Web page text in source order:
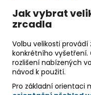
Jak vybrat
zrcadla
Volbu velikosti
konkrétního vyšetření.
rozlišení nabízených
návod k použití.
Pro základní orientaci